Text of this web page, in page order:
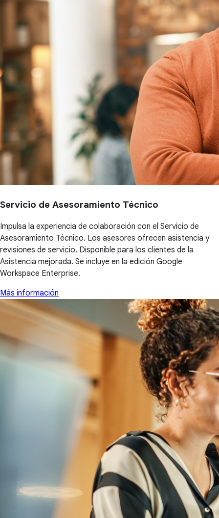
Servicio de Asesoramiento Técnico
Impulsa la experiencia de colaboración con el Servicio de
Asesoramiento Técnico. Los asesores ofrecen asistencia y
revisiones de servicio. Disponible para los clientes de la
Asistencia mejorada. Se incluye en la edición Google
Workspace Enterprise.
Más información